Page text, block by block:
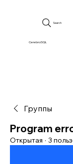
CerebroSQL
Search
Группы
Program
Открытая · 3